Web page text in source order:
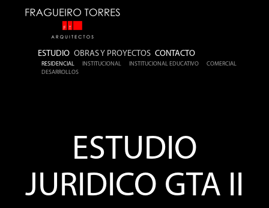
ESTUDIO OBRAS Y PROYECTOS CONTACTO
RESIDENCIAL INSTITUCIONAL INSTITUCIONAL EDUCATIVO
COMERCIAL
DESARROLLOS
ESTUDIO
JURIDICO GTA II